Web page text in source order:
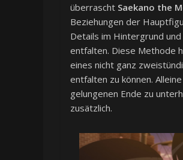
überrascht Saekano the
Beziehungen der
Details im Hintergrund
entfalten. Diese Methode
eines nicht ganz
entfalten zu können.
gelungenen Ende zu
zusätzlich.